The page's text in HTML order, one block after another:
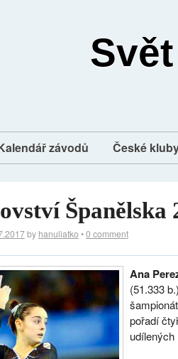
závodů České
Španělska
by hanuliatko •0 comment
Ana
(51.333
pořadí
udílených